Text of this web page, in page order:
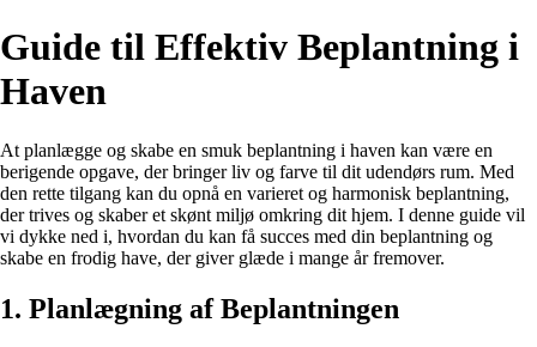
Guide til Effektiv Beplantning i
Haven
At planlægge og skabe en smuk beplantning i haven kan være en
berigende opgave, der bringer liv og farve til dit udendørs rum. Med
den rette tilgang kan du opnå en varieret og harmonisk beplantning,
der trives og skaber et skønt miljø omkring dit hjem. I denne guide vil
vi dykke ned i, hvordan du kan få succes med din beplantning og
skabe en frodig have, der giver glæde i mange år fremover.
1. Planlægning af Beplantningen